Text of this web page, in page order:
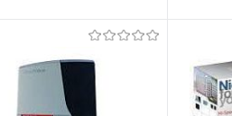
В корзину
К сравнению